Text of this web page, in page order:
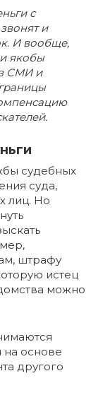
с
и
И вообще,
якобы
СМИ и
судебных
суда,
лиц. Но
штрафу
истец
можно
на основе
другого